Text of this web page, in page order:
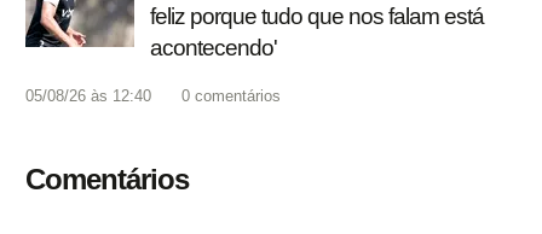
feliz porque tudo que nos falam está
acontecendo'
05/08/26 às 12:40 0 comentários
Comentários